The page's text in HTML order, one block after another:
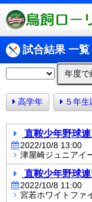
試合結果 一覧
年度で
高学年 ５年
直鞍少年野球
2022/10/8 13:00
津屋崎ジュニアイ
直鞍少年野球
2022/10/8 11:00
宮若ホワイトファ